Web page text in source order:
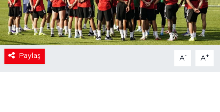
Paylaş A- A+